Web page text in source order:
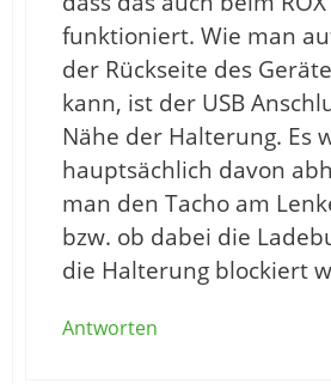
funktioniert. Wie man
der Rückseite des
kann, ist der USB
Nähe der Halterung. Es
hauptsächlich davon
man den Tacho am
bzw. ob dabei die
die Halterung blockiert
Antworten